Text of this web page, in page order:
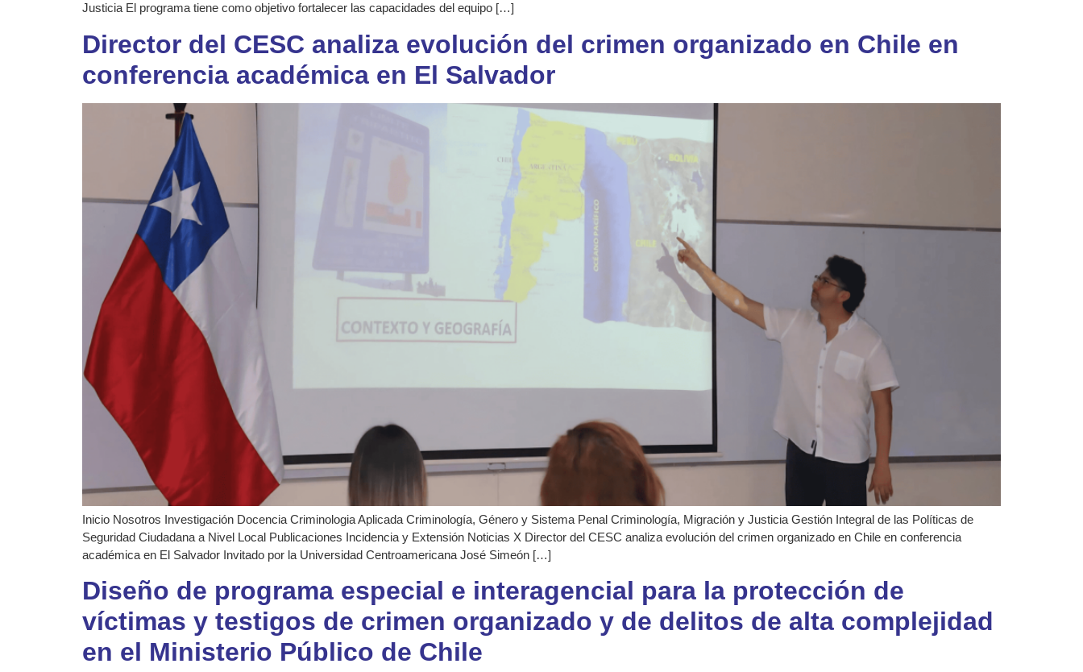
Justicia El programa tiene como objetivo fortalecer las capacidades del equipo […]
Director del CESC analiza evolución del crimen organizado en Chile en
conferencia académica en El Salvador
Inicio Nosotros Investigación Docencia Criminologia Aplicada Criminología, Género y Sistema Penal Criminología, Migración y Justicia Gestión Integral de las Políticas de
Seguridad Ciudadana a Nivel Local Publicaciones Incidencia y Extensión Noticias X Director del CESC analiza evolución del crimen organizado en Chile en conferencia
académica en El Salvador Invitado por la Universidad Centroamericana José Simeón […]
Diseño de programa especial e interagencial para la protección de
víctimas y testigos de crimen organizado y de delitos de alta complejidad
en el Ministerio Público de Chile